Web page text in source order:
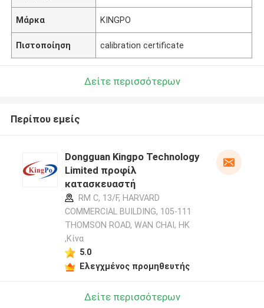
Μάρκα KINGPO
Πιστοποίηση calibration certificate
Δείτε περισσότερων
Περίπου εμείς
Dongguan Kingpo Technology
Limited προφίλ
κατασκευαστή
RM C, 13/F, HARVARD
COMMERCIAL BUILDING, 105-111
THOMSON ROAD, WAN CHAI, HK
,Κίνα
5.0
Ελεγχμένος προμηθευτής
Δείτε περισσότερων